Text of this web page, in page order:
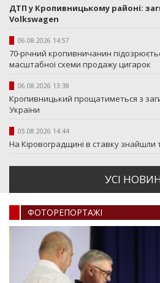
ДТП у Кропивницькому районі:
Volkswagen
06.08.2026 14:57
70-річний кропивничанин
масштабної схеми продажу цигарок
06.08.2026 13:38
Кропивницький прощатиметься з
України
05.08.2026 14:44
На Кіровоградщині в ставку знайшли
УСI
ФОТОРЕПОРТАЖI